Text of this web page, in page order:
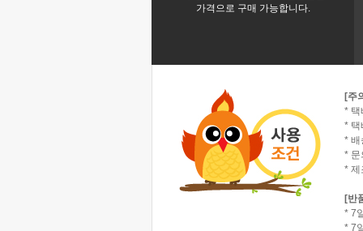
가격으로 구매 가능합니다.
[주
* 택
* 택
* 배
* 문
* 제
[반
* 7
* 7